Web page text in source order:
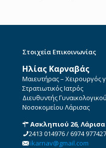
Στοιχεία Επικοινωνίας
Ηλίας Καρναβάς
Μαιευτήρας – Χειρουργός
Στρατιωτικός Ιατρός
Διευθυντής
Νοσοκομείου Λάρισας
Ασκληπιού 26, Λάρισα
2413 014976/6974 977427
ikarnav@gmail.com